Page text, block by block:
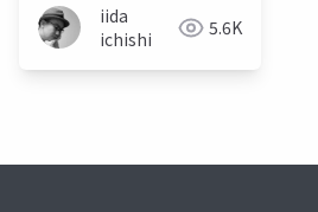
iida
ichishi
5.6K